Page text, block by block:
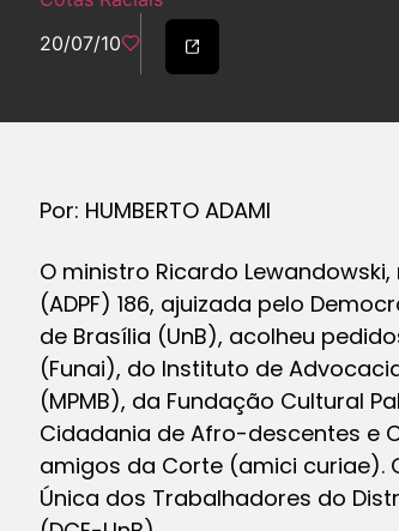
20/07/10
Por: HUMBERTO ADAMI
O ministro Ricardo
(ADPF) 186, ajuizada pelo
de Brasília (UnB), acolheu
(Funai), do Instituto de
(MPMB), da Fundação Cultural
Cidadania de Afro-descentes e
amigos da Corte (amici curiae).
Única dos Trabalhadores do